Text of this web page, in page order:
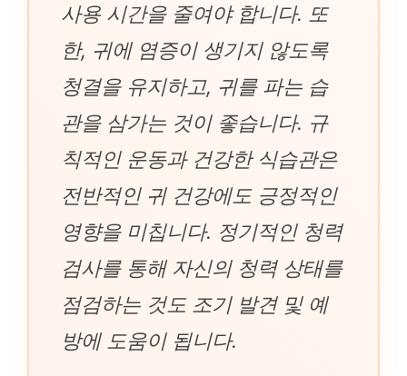
사용 시간을 줄여야 합니다. 또
한, 귀에 염증이 생기지 않도록
청결을 유지하고, 귀를 파는 습
관을 삼가는 것이 좋습니다. 규
칙적인 운동과 건강한 식습관은
전반적인 귀 건강에도 긍정적인
영향을 미칩니다. 정기적인 청력
검사를 통해 자신의 청력 상태를
점검하는 것도 조기 발견 및 예
방에 도움이 됩니다.